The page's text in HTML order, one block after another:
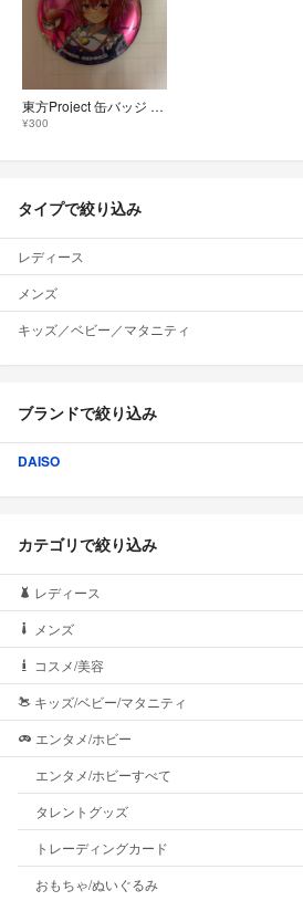
東方Project 缶バッジ 古明地さとり
¥300
タイプで絞り込み
レディース
メンズ
キッズ／ベビー／マタニティ
ブランドで絞り込み
DAISO
カテゴリで絞り込み
レディース
メンズ
コスメ/美容
キッズ/ベビー/マタニティ
エンタメ/ホビー
エンタメ/ホビーすべて
タレントグッズ
トレーディングカード
おもちゃ/ぬいぐるみ